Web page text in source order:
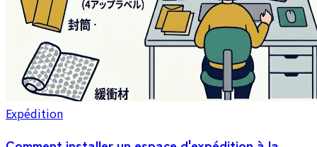
Expédition